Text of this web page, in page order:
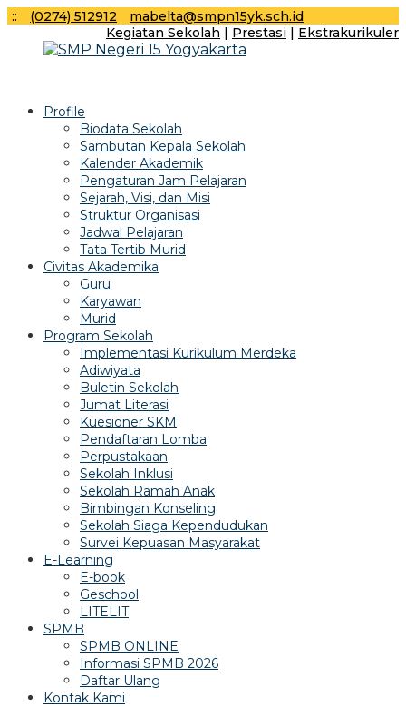
:: (0274) 512912
mabelta@smpn15yk.sch.id
Kegiatan Sekolah | Prestasi | Ekstrakurikuler
Profile
Biodata Sekolah
Sambutan Kepala Sekolah
Kalender Akademik
Pengaturan Jam Pelajaran
Sejarah, Visi, dan Misi
Struktur Organisasi
Jadwal Pelajaran
Tata Tertib Murid
Civitas Akademika
Guru
Karyawan
Murid
Program Sekolah
Implementasi Kurikulum Merdeka
Adiwiyata
Buletin Sekolah
Jumat Literasi
Kuesioner SKM
Pendaftaran Lomba
Perpustakaan
Sekolah Inklusi
Sekolah Ramah Anak
Bimbingan Konseling
Sekolah Siaga Kependudukan
Survei Kepuasan Masyarakat
E-Learning
E-book
Geschool
LITELIT
SPMB
SPMB ONLINE
Informasi SPMB 2026
Daftar Ulang
Kontak Kami